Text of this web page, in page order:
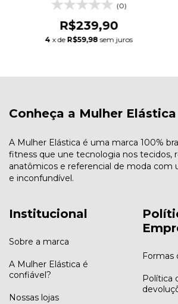
(0)
R$239,90
4 x de R$59,98 sem juros
Conheça a Mulher Elástica
A Mulher Elástica é uma marca 100%
fitness que une tecnologia nos tecidos,
anatômicos e referencial de moda com
e inconfundível.
Institucional
Sobre a marca
A Mulher Elástica é
confiável?
Nossas lojas
Formas
Política